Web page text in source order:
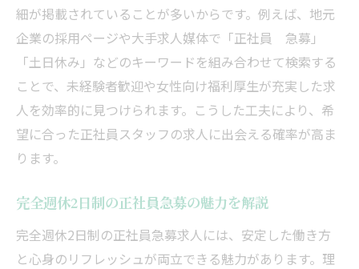
細が掲載されていることが多いからです。例えば、地元
企業の採用ページや大手求人媒体で「正社員 急募」
「土日休み」などのキーワードを組み合わせて検索する
ことで、未経験者歓迎や女性向け福利厚生が充実した求
人を効率的に見つけられます。こうした工夫により、希
望に合った正社員スタッフの求人に出会える確率が高ま
ります。
完全週休2日制の正社員急募の魅力を解説
完全週休2日制の正社員急募求人には、安定した働き方
と心身のリフレッシュが両立できる魅力があります。理